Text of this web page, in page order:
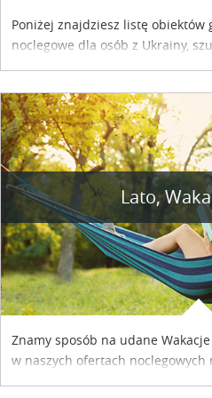
Poniżej znajdziesz listę
noclegowe dla osób z Ukrainy,
Lato,
Znamy sposób na udane
w naszych ofertach noclegowych